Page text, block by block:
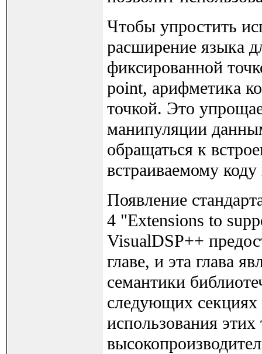
Чтобы упростить
расширение языка
фиксированной
point, арифметика
точкой. Это
манипуляции
обращаться к
встраиваемому
Появление
4 "Extensions to
VisualDSP++
главе, и эта глава
семантики
следующих секциях
использования